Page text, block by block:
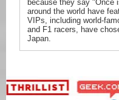
because they say "Once
around the world have
VIPs, including world-
and F1 racers, have
Japan.